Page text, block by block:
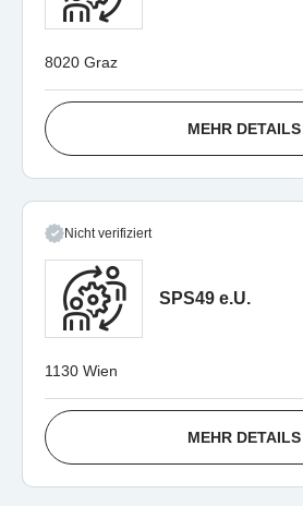
8020 Graz
MEHR DETAILS
Nicht verifiziert
SPS49 e.U.
1130 Wien
MEHR DETAILS